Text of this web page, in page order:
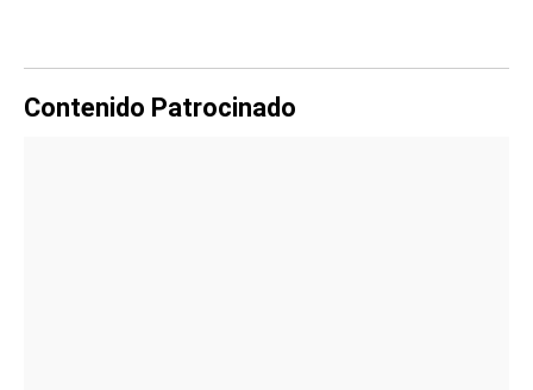
Contenido Patrocinado